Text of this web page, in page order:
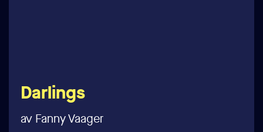
Darlings
av Fanny Vaager